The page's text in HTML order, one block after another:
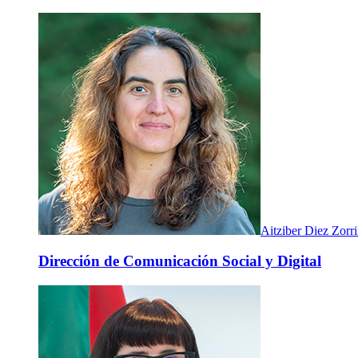
Aitziber Diez
Dirección de Comunicación Social y Digital